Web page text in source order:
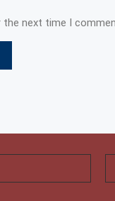
the next time I